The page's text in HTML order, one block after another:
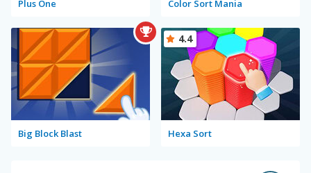
Plus One Color Sort Mania
Big Block Blast Hexa Sort
4.4